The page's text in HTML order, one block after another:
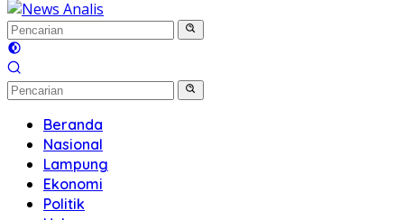
Beranda
Nasional
Lampung
Ekonomi
Politik